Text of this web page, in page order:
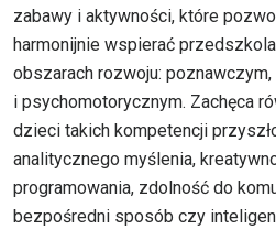
zabawy i aktywności, które
harmonijnie wspierać
obszarach rozwoju:
i psychomotorycznym. Zachęca
dzieci takich kompetencji
analitycznego myślenia,
programowania, zdolność do
bezpośredni sposób czy